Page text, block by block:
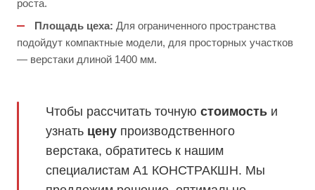
роста.
Площадь цеха: Для ограниченного пространства
подойдут компактные модели, для просторных участков
— верстаки длиной 1400 мм.
Чтобы рассчитать точную стоимость и
узнать цену производственного
верстака, обратитесь к нашим
специалистам А1 КОНСТРАКШН. Мы